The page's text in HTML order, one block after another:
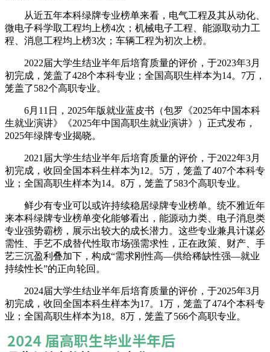
从近五年本科绿牌专业榜单来看，电气工程及其从动化、
微电子科学取工程均上榜4次；机械电子工程、能源取动力工
程、消息工程均上榜3次；车辆工程为初次上榜。
2022届大学生结业半年后培育质量的评价，于2023年3月
初完成，笼盖了428个本科专业；全国高职生样本为14。7万，
笼盖了582个高职专业。
6月11日，2025年版就业蓝皮书（包罗《2025年中国本科
生就业演讲》《2025年中国高职生就业演讲》）正式发布，
2025年绿牌专业揭晓。
2021届大学生结业半年后培育质量的评价，于2022年3月
初完成，收回全国本科生样本为12。5万，笼盖了407个本科专
业；全国高职生样本为14。8万，笼盖了583个高职专业。
鲜少有专业可以或许持续稳居绿牌专业榜单。统不雅近年
来本科绿牌专业榜单变化能够看出，能源动力类、电子消息类
专业强势霸榜，展示出较大的成长潜力。这些专业兼具计谋必
需性、手艺不成替代性取市场强需求性，正在政策、财产、手
艺三沉盈利叠加下，构成“需求刚性高—供给稀缺性强—就业
持续性长”的正向轮回。
2024届大学生结业半年后培育质量的评价，于2025年3月
初完成，收回全国本科生样本为17。1万，笼盖了474个本科专
业；全国高职生样本为18。8万，笼盖了566个高职专业。